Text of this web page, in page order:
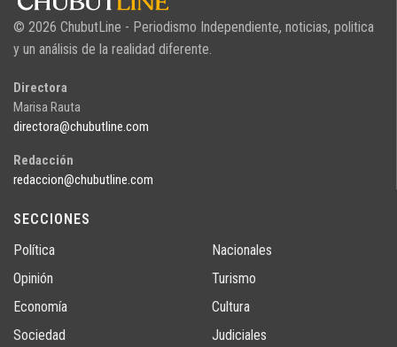
© 2026 ChubutLine - Periodismo Independiente, noticias, politica
y un análisis de la realidad diferente.
Directora
Marisa Rauta
directora@chubutline.com
Redacción
redaccion@chubutline.com
SECCIONES
Política
Opinión
Economía
Sociedad
Nacionales
Turismo
Cultura
Judiciales